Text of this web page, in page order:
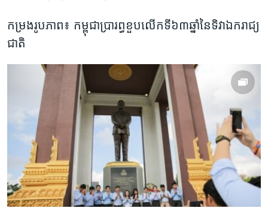
កម្រង​រូបភាព៖ កម្ពុជា​ប្រារព្ធ​ខួប​លើក​ទី​៦៣​ឆ្នាំ​នៃ​ទិវា​​ឯករាជ្យ​
ជាតិ